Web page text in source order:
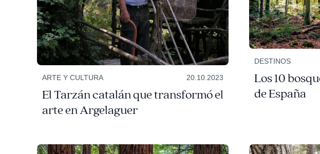
ARTE Y CULTURA 20.10.2023
El Tarzán catalán que transformó el
arte en Argelaguer
DESTINOS
Los 10
de España